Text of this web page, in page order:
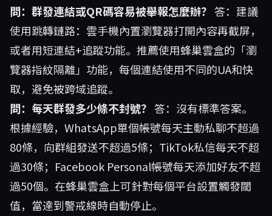
問：群發連結或QR碼容易被舉報怎麼辦？ 答：建議
使用跳轉鏈路：雲手機內置瀏覽器打開內容再截屏，
或者用短連結+追蹤功能。推薦使用蜂巢雲盒的「瀏
覽器指紋隔離」功能，每個連結使用不同的UA和快
取，避免被跨域追蹤。
問：每天群發多少條不封號？ 答：沒有標準答案。
根據經驗，WhatsApp單個帳號每天主動私聊不超過
80條，向群組發送不超過5條；TikTok私信每天不超
過30條；Facebook Personal帳號每天添加好友不超
過50個。在蜂巢雲盒上可針對每個平台設置觸發閾
值，當達到警戒線時自動停止。